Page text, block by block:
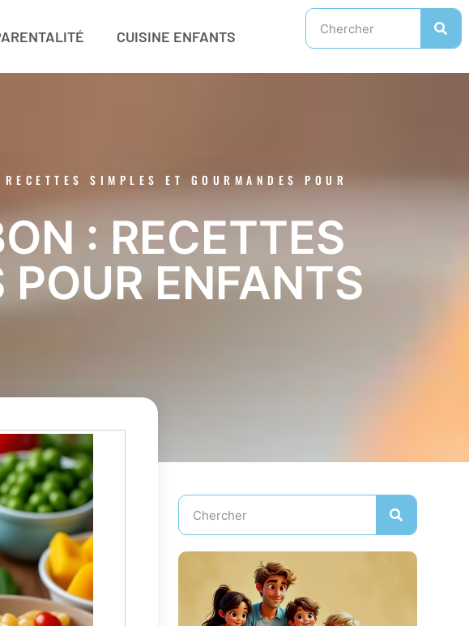
CUISINE ENFANTS
SIMPLES ET GOURMANDES POUR
: RECETTES
ENFANTS